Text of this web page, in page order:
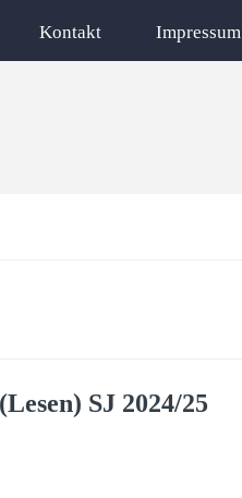
Kontakt Impressum
SJ 2024/25